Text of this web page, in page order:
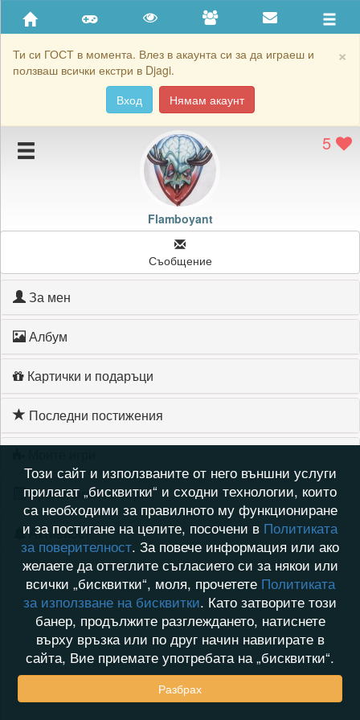
×
Ти си ГОСТ в момента. Влез в акаунта си за да играеш и
ползваш всички екстри в Djagi.
Вход
Нямам акаунт
Приятели
Хронология на игри
Подаръците на Flamboyant
Картичките на Flamboyant
Блокирай Flamboyant
5
Flamboyant
Съобщение
За мен
Албум
Картички и подаръци
Последни постижения
Хронология на игри
Активност
Този сайт и използваните от него външни услуги
прилагат „бисквитки“ и сходни технологии, които
са необходими за правилното му функциониране
и за постигане на целите, посочени в Политиката
за поверителност. За повече информация или ако
желаете да оттеглите съгласието си за някои или
всички „бисквитки“, моля, прочетете Политиката
за използване на бисквитки. Като затворите този
банер, продължите разглеждането, натиснете
върху връзка или по друг начин навигирате в
сайта, Вие приемате употребата на „бисквитки“.
Разбрах